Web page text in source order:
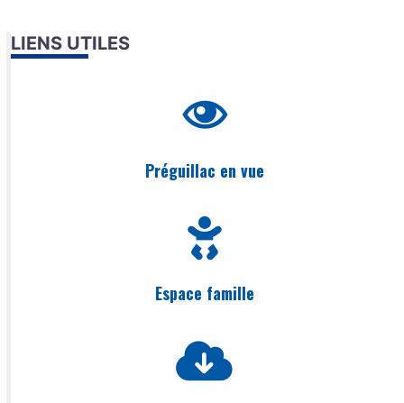
LIENS UTILES
Préguillac en vue
Espace famille